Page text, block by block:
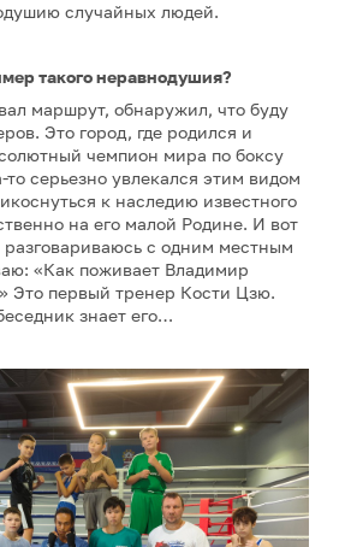
случайных людей.
такого неравнодушия?
маршрут, обнаружил, что буду
Это город, где родился и
чемпион мира по боксу
серьезно увлекался этим видом
к наследию известного
на его малой Родине. И вот
разговариваюсь с одним местным
«Как поживает Владимир
Это первый тренер Кости Цзю.
знает его…